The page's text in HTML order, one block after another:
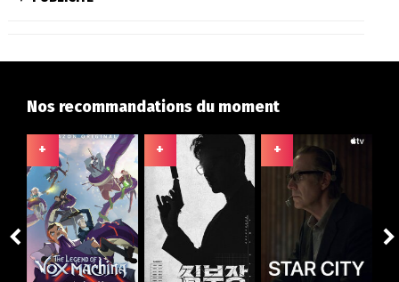
Nos recommandations du moment
+ + +